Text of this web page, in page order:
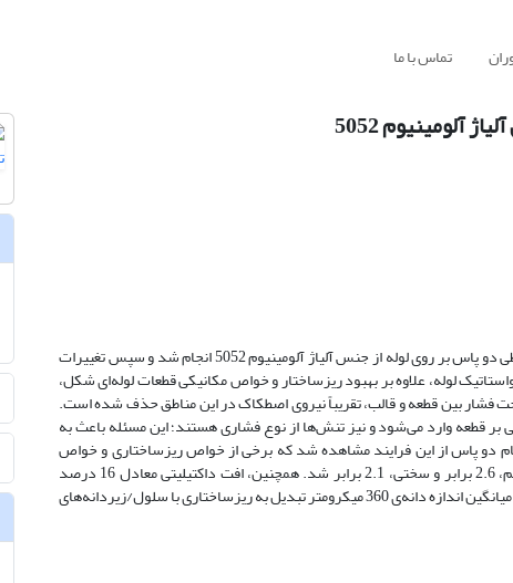
تماس با ما
5052
در پژوهش حاضر، فرایند تغییرشکل پلاستیک شدید اکستروژن فشاری تناوبی هیدرواستاتیک لوله، طی دو پاس بر روی لوله از جنس آلیاژ آلومینیوم 5052 انجام شد و سپس تغییرات
لوله، علاوه بر بهبود ریزساختار و خواص مکانیکی قطعات لوله‌ای شکل،
فشار بین قطعه و قالب، تقریباً نیروی اصطکاک در این مناطق حذف شده است.
بر قطعه وارد می‌شود و نیز تنش‌ها از نوع فشاری هستند؛ این مسئله باعث به
دو پاس از این فرایند مشاهده شد که برخی از خواص ریزساختاری و خواص
مکانیکی، بهبود چشم‌گیری پیدا کرد. به عنوان مثال، استحکام نهایی ماده، 1.7 برابر، استحکام تسلیم، 2.6 برابر و سختی، 2.1 برابر شد. همچنین، افت داکتیلیتی معادل 16 درصد
مشاهده گردید. نتایج بررسی ریزساختار نشان داد که در اثر دو پاس فرایند، ریزساختار درشت‌دانه با میانگین اندازه دانه‌ی 360 میکرومتر تبدیل به ریزساختاری با سلول/زیردانه‌های